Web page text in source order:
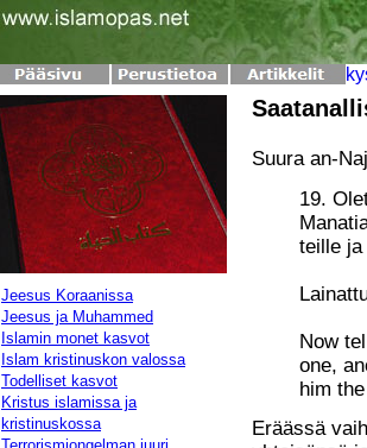
Jeesus Koraanissa
Jeesus ja Muhammed
Islamin monet kasvot
Islam kristinuskon valossa
Todelliset kasvot
Kristus islamissa ja
kristinuskossa
Suura an-
19.
teille ja
Now
one,
him
Eräässä